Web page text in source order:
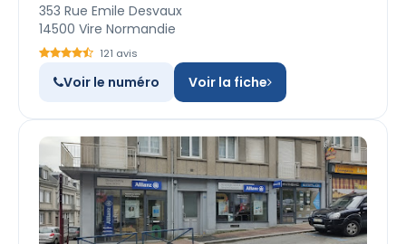
353 Rue Emile Desvaux
14500 Vire Normandie
121 avis
Voir le numéro Voir la fiche